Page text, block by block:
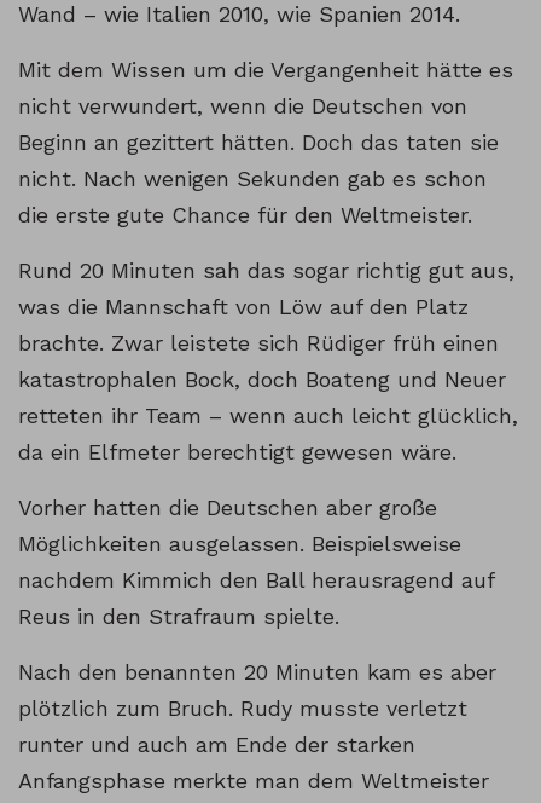
Wand – wie Italien 2010, wie Spanien 2014.
Mit dem Wissen um die Vergangenheit hätte es
nicht verwundert, wenn die Deutschen von
Beginn an gezittert hätten. Doch das taten sie
nicht. Nach wenigen Sekunden gab es schon
die erste gute Chance für den Weltmeister.
Rund 20 Minuten sah das sogar richtig gut aus,
was die Mannschaft von Löw auf den Platz
brachte. Zwar leistete sich Rüdiger früh einen
katastrophalen Bock, doch Boateng und Neuer
retteten ihr Team – wenn auch leicht glücklich,
da ein Elfmeter berechtigt gewesen wäre.
Vorher hatten die Deutschen aber große
Möglichkeiten ausgelassen. Beispielsweise
nachdem Kimmich den Ball herausragend auf
Reus in den Strafraum spielte.
Nach den benannten 20 Minuten kam es aber
plötzlich zum Bruch. Rudy musste verletzt
runter und auch am Ende der starken
Anfangsphase merkte man dem Weltmeister